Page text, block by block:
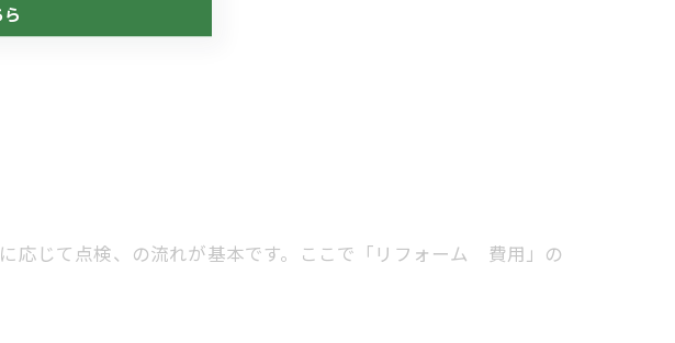
じて点検、の流れが基本です。ここで「リフォーム 費用」の